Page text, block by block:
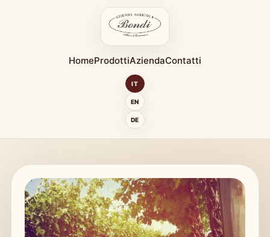
HomeProdottiAziendaContatti
IT
EN
DE